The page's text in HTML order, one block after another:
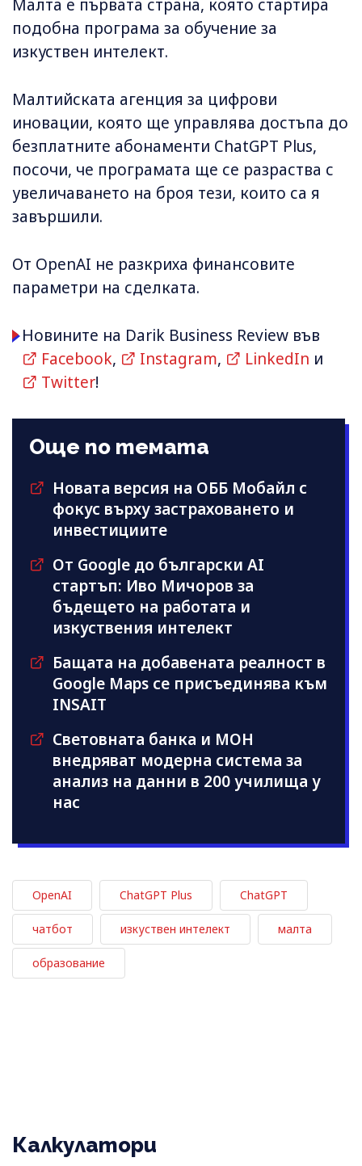
Малта е първата страна, която стартира
подобна програма за обучение за
изкуствен интелект.
Малтийската агенция за цифрови
иновации, която ще управлява достъпа до
безплатните абонаменти ChatGPT Plus,
посочи, че програмата ще се разраства с
увеличаването на броя тези, които са я
завършили.
От OpenAI не разкриха финансовите
параметри на сделката.
Новините на Darik Business Review във
Facebook, Instagram, LinkedIn и
Twitter!
Още по темата
Новата версия на ОББ Мобайл с
фокус върху застраховането и
инвестициите
От Google до български AI
стартъп: Иво Мичоров за
бъдещето на работата и
изкуствения интелект
Бащата на добавената реалност в
Google Maps се присъединява към
INSAIT
Световната банка и МОН
внедряват модерна система за
анализ на данни в 200 училища у
нас
OpenAI ChatGPT Plus ChatGPT
чатбот изкуствен интелект малта
образование
Калкулатори